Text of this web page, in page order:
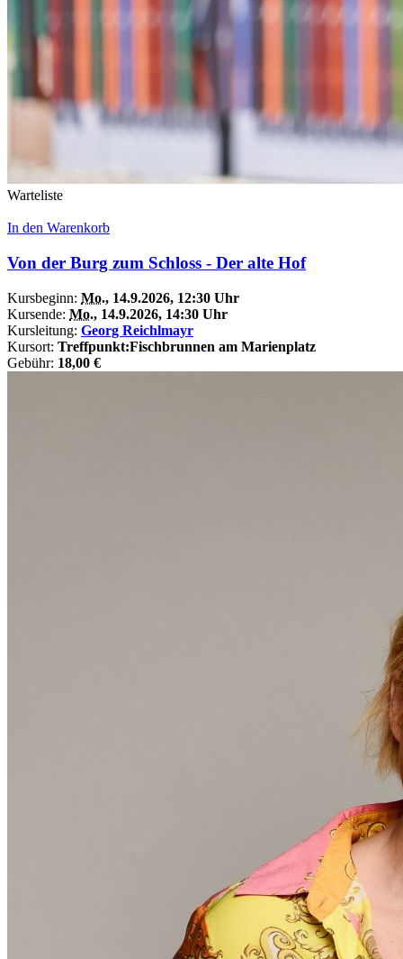
Warteliste
In den Warenkorb
Von der Burg zum Schloss - Der alte Hof
Kursbeginn: Mo., 14.9.2026, 12:30 Uhr
Kursende: Mo., 14.9.2026, 14:30 Uhr
Kursleitung: Georg Reichlmayr
Kursort: Treffpunkt:Fischbrunnen am Marienplatz
Gebühr: 18,00 €